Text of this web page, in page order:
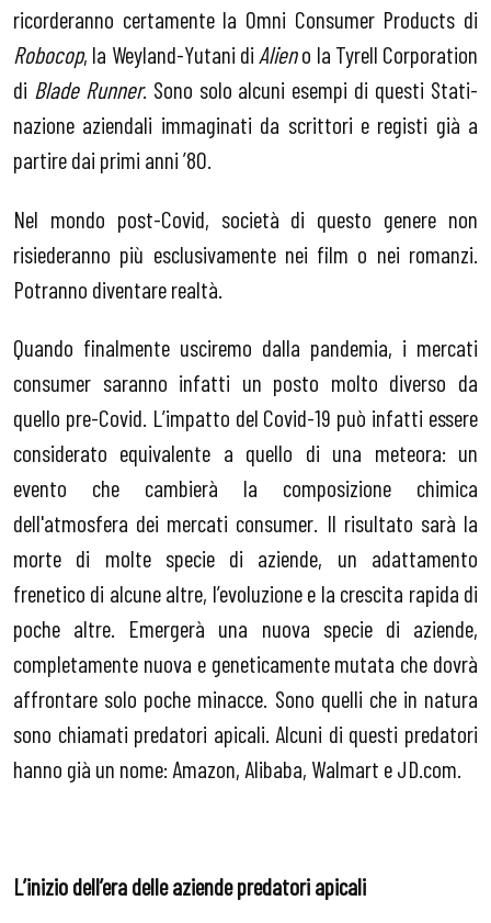
ricorderanno certamente la Omni Consumer Products di
Robocop, la Weyland-Yutani di Alieno la Tyrell Corporation
di Blade Runner. Sono solo alcuni esempi di questi Stati-
nazione aziendali immaginati da scrittori e registi già a
partire dai primi anni ’80.
Nel mondo post-Covid, società di questo genere non
risiederanno più esclusivamente nei film o nei romanzi.
Potranno diventare realtà.
Quando finalmente usciremo dalla pandemia, i mercati
consumer saranno infatti un posto molto diverso da
quello pre-Covid. L’impatto del Covid-19 può infatti essere
considerato equivalente a quello di una meteora: un
evento che cambierà la composizione chimica
dell'atmosfera dei mercati consumer. Il risultato sarà la
morte di molte specie di aziende, un adattamento
frenetico di alcune altre, l’evoluzione e la crescita rapida di
poche altre. Emergerà una nuova specie di aziende,
completamente nuova e geneticamente mutata che dovrà
affrontare solo poche minacce. Sono quelli che in natura
sono chiamati predatori apicali. Alcuni di questi predatori
hanno già un nome: Amazon, Alibaba, Walmart e JD.com.
L’inizio dell’era delle aziende predatori apicali